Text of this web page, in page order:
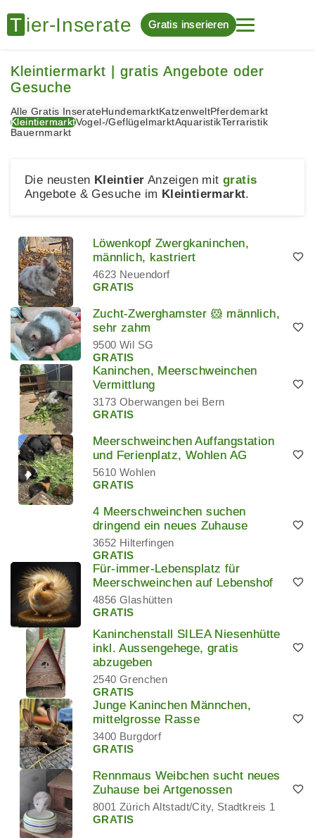
Gratis inserieren
Kleintiermarkt | gratis Angebote oder
Gesuche
Alle Gratis InserateHundemarktKatzenweltPferdemarkt
KleintiermarktVogel-/GeflügelmarktAquaristikTerraristik
Bauernmarkt
Die neusten Kleintier Anzeigen mitgratis
Angebote & Gesuche im Kleintiermarkt.
Löwenkopf Zwergkaninchen,
männlich, kastriert
4623 Neuendorf
GRATIS
Zucht-Zwerghamster 🐹 männlich,
sehr zahm
9500 Wil SG
GRATIS
Kaninchen, Meerschweinchen
Vermittlung
3173 Oberwangen bei Bern
GRATIS
Meerschweinchen Auffangstation
und Ferienplatz, Wohlen AG
5610 Wohlen
GRATIS
4 Meerschweinchen suchen
dringend ein neues Zuhause
3652 Hilterfingen
GRATIS
Für-immer-Lebensplatz für
Meerschweinchen auf Lebenshof
4856 Glashütten
GRATIS
Kaninchenstall SILEA Niesenhütte
inkl. Aussengehege, gratis
abzugeben
2540 Grenchen
GRATIS
Junge Kaninchen Männchen,
mittelgrosse Rasse
3400 Burgdorf
GRATIS
Rennmaus Weibchen sucht neues
Zuhause bei Artgenossen
8001 Zürich Altstadt/City, Stadtkreis 1
GRATIS